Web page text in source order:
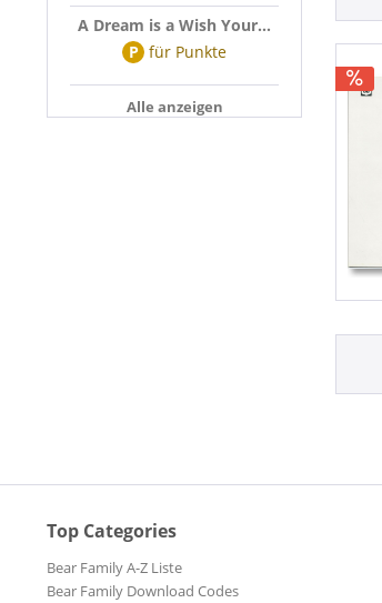
A Dream is a Wish Your...
P für Punkte
Alle anzeigen
Top Categories
Bear Family A-Z Liste
Bear Family Download Codes